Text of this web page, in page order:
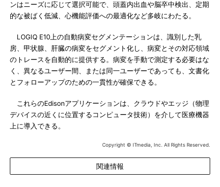
ンはニーズに応じて選択可能で、頭蓋内出血や脳卒中検出、定期
的な被ばく低減、心機能評価への最適化など多岐にわたる。
LOGIQ E10上の自動病変セグメンテーションは、識別した乳
房、甲状腺、肝臓の病変をセグメント化し、病変とその対応領域
のトレースを自動的に提供する。病変を手動で測定する必要はな
く、異なるユーザー間、または同一ユーザーであっても、文書化
とフォローアップのための一貫性が確保できる。
これらのEdisonアプリケーションは、クラウドやエッジ（物理
デバイスの近くに位置するコンピュータ技術）を介して医療機器
上に導入できる。
Copyright © ITmedia, Inc. All Rights Reserved.
関連情報